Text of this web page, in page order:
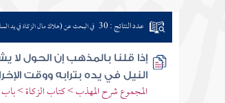
عدد النتائج : 30 في البحث عن (هلاك مال الزكاة في يد
إذا قلنا بالمذهب إن الحول
النيل في يده بترابه ووقت
المجموع شرح المهذب > كتاب الزكاة > باب